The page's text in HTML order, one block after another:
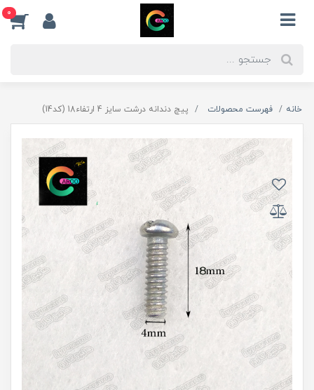
0
خانه فهرست محصولات پیچ دندانه درشت سایز 4 ارتفاء18 (کد14)